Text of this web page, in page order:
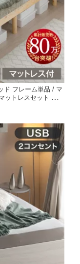
ド フレーム単品 / マ
ットレスセット シン
フレーム シングルベ
ス ボンネル ポケッ